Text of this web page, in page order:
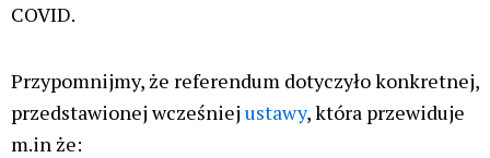
COVID.
Przypomnijmy, że referendum dotyczyło konkretnej,
przedstawionej wcześniej ustawy, która przewiduje
m.in że: